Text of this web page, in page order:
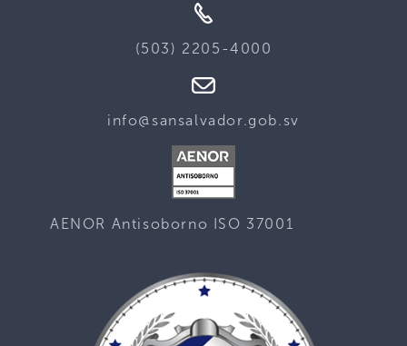
(503) 2205-4000
info@sansalvador.gob.sv
AENOR Antisoborno ISO 37001